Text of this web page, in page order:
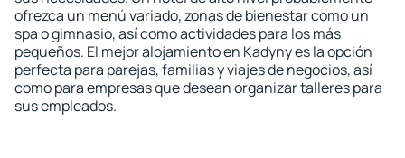
ofrezca un menú variado, zonas de bienestar como un
spa o gimnasio, así como actividades para los más
pequeños. El mejor alojamiento en Kadyny es la opción
perfecta para parejas, familias y viajes de negocios, así
como para empresas que desean organizar talleres para
sus empleados.